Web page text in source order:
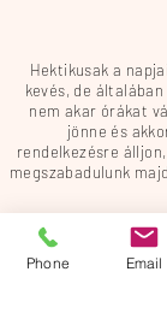
Hektikusak a
kevés, de
nem akar órákat
jönne és
rendelkezésre
megszabadulunk
Hmmm, hát az jól
Phone Email